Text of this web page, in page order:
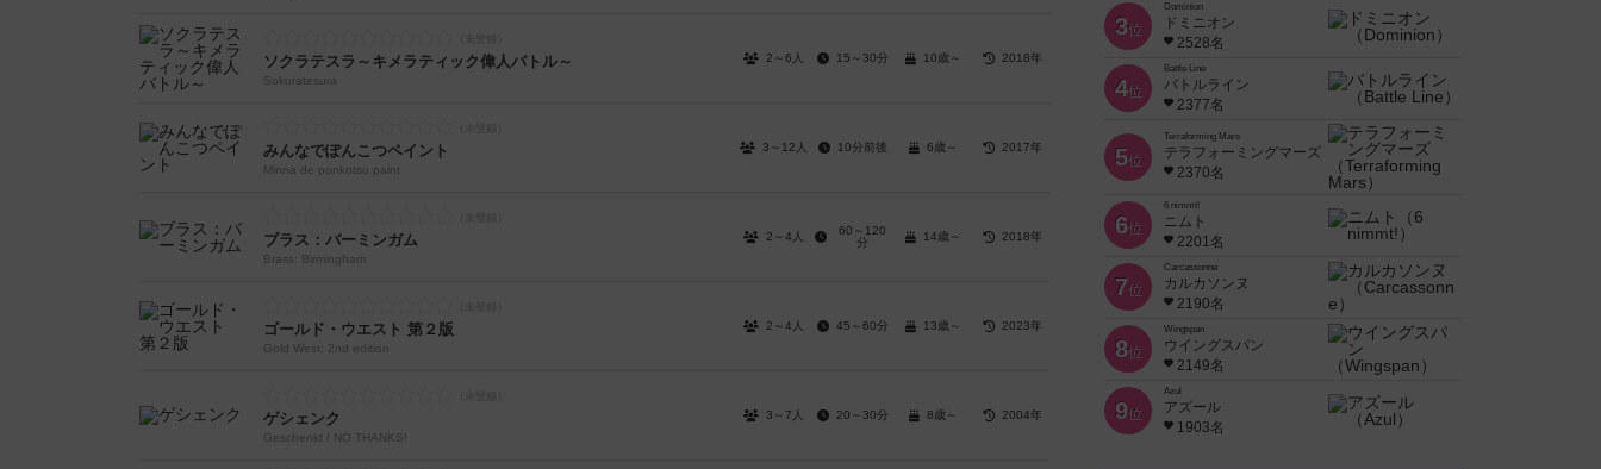
ソクラテスラ～キメラティック偉人バトル～
Sokuratesura
2～6人 15～30分 10歳～ 2018年
みんなでぽんこつペイント
Minna de ponkotsu paint
3～12人 10分前後 6歳～ 2017年
ブラス：バーミンガム
Brass: Birmingham
2～4人
60～120
分
14歳～ 2018年
ゴールド・ウエスト 第２版
Gold West: 2nd edition
2～4人 45～60分 13歳～ 2023年
ゲシェンク
Geschenkt / NO THANKS!
3～7人 20～30分 8歳～ 2004年
3位
Dominion
ドミニオン
2528名
4位
Battle Line
バトルライン
2377名
5位
Terraforming Mars
テラフォーミングマーズ
2370名
6位
6 nimmt!
ニムト
2201名
7位
Carcassonne
カルカソンヌ
2190名
8位
Wingspan
ウイングスパン
2149名
9位
Azul
アズール
1903名